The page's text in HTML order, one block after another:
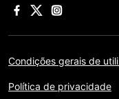
Condições gerais de
Política de privacidade